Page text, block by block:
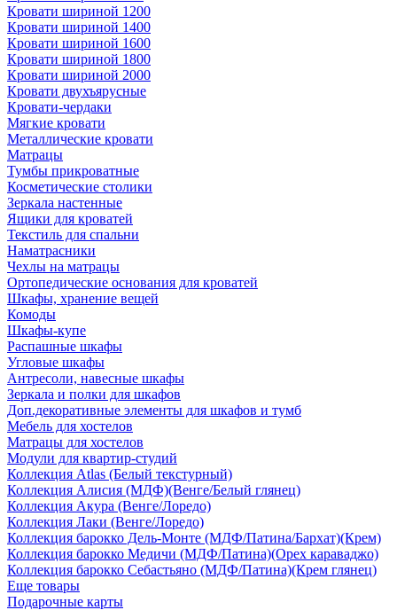
Кровати шириной 1200
Кровати шириной 1400
Кровати шириной 1600
Кровати шириной 1800
Кровати шириной 2000
Кровати двухъярусные
Кровати-чердаки
Мягкие кровати
Металлические кровати
Матрацы
Тумбы прикроватные
Косметические столики
Зеркала настенные
Ящики для кроватей
Текстиль для спальни
Наматрасники
Чехлы на матрацы
Ортопедические основания для кроватей
Шкафы, хранение вещей
Комоды
Шкафы-купе
Распашные шкафы
Угловые шкафы
Антресоли, навесные шкафы
Зеркала и полки для шкафов
Доп.декоративные элементы для шкафов и тумб
Мебель для хостелов
Матрацы для хостелов
Модули для квартир-студий
Коллекция Atlas (Белый текстурный)
Коллекция Алисия (МДФ)(Венге/Белый глянец)
Коллекция Акура (Венге/Лоредо)
Коллекция Лаки (Венге/Лоредо)
Коллекция барокко Дель-Монте (МДФ/Патина/Бархат)(Крем)
Коллекция барокко Медичи (МДФ/Патина)(Орех караваджо)
Коллекция барокко Себастьяно (МДФ/Патина)(Крем глянец)
Еще товары
Подарочные карты